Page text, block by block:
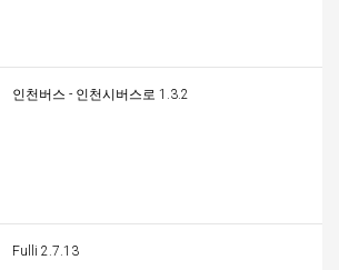
인천버스 - 인천시버스로 1.3.2
Fulli 2.7.13